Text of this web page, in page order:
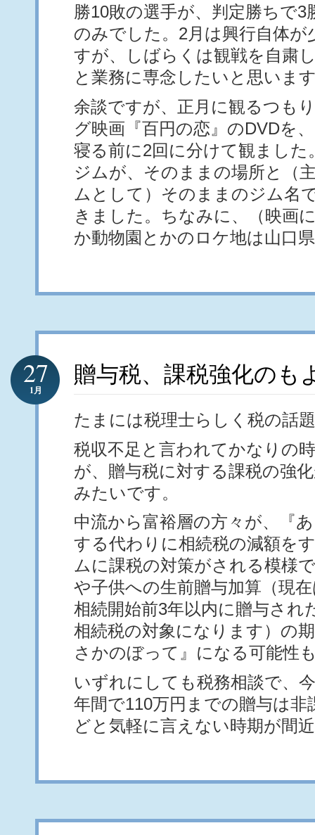
勝10敗の選手が、判定勝ちで3
のみでした。2月は興行自体が
すが、しばらくは観戦を自粛
と業務に専念したいと思いま
余談ですが、正月に観るつも
グ映画『百円の恋』のDVDを
寝る前に2回に分けて観ました
ジムが、そのままの場所と（
ムとして）そのままのジム名
きました。ちなみに、（映画
か動物園とかのロケ地は山口
贈与税、課税強化のも
27
1月
たまには税理士らしく税の話
税収不足と言われてかなりの
が、贈与税に対する課税の強
みたいです。
中流から富裕層の方々が、『
する代わりに相続税の減額を
ムに課税の対策がされる模様
や子供への生前贈与加算（現
相続開始前3年以内に贈与され
相続税の対象になります）の
さかのぼって』になる可能性
いずれにしても税務相談で、
年間で110万円までの贈与は非
どと気軽に言えない時期が間